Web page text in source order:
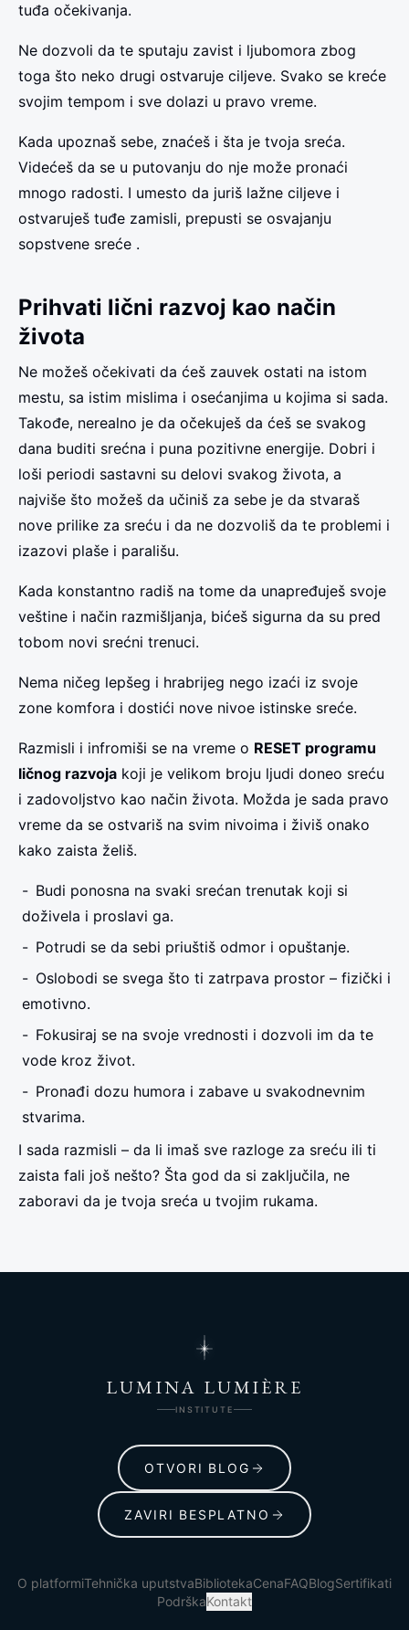
tuđa očekivanja.
Ne dozvoli da te sputaju zavist i ljubomora zbog
toga što neko drugi ostvaruje ciljeve. Svako se kreće
svojim tempom i sve dolazi u pravo vreme.
Kada upoznaš sebe, znaćeš i šta je tvoja sreća.
Videćeš da se u putovanju do nje može pronaći
mnogo radosti. I umesto da juriš lažne ciljeve i
ostvaruješ tuđe zamisli, prepusti se osvajanju
sopstvene sreće .
Prihvati lični razvoj kao način
života
Ne možeš očekivati da ćeš zauvek ostati na istom
mestu, sa istim mislima i osećanjima u kojima si sada.
Takođe, nerealno je da očekuješ da ćeš se svakog
dana buditi srećna i puna pozitivne energije. Dobri i
loši periodi sastavni su delovi svakog života, a
najviše što možeš da učiniš za sebe je da stvaraš
nove prilike za sreću i da ne dozvoliš da te problemi i
izazovi plaše i parališu.
Kada konstantno radiš na tome da unapređuješ svoje
veštine i način razmišljanja, bićeš sigurna da su pred
tobom novi srećni trenuci.
Nema ničeg lepšeg i hrabrijeg nego izaći iz svoje
zone komfora i dostići nove nivoe istinske sreće.
Razmisli i infromiši se na vreme o RESET programu
ličnog razvoja koji je velikom broju ljudi doneo sreću
i zadovoljstvo kao način života. Možda je sada pravo
vreme da se ostvariš na svim nivoima i živiš onako
kako zaista želiš.
Budi ponosna na svaki srećan trenutak koji si
doživela i proslavi ga.
Potrudi se da sebi priuštiš odmor i opuštanje.
Oslobodi se svega što ti zatrpava prostor – fizički i
emotivno.
Fokusiraj se na svoje vrednosti i dozvoli im da te
vode kroz život.
Pronađi dozu humora i zabave u svakodnevnim
stvarima.
I sada razmisli – da li imaš sve razloge za sreću ili ti
zaista fali još nešto? Šta god da si zaključila, ne
zaboravi da je tvoja sreća u tvojim rukama.
LUMINA LUMIÈRE
INSTITUTE
OTVORI BLOG
ZAVIRI BESPLATNO
O platformiTehnička uputstvaBibliotekaCenaFAQBlogSertifikati
PodrškaKontakt